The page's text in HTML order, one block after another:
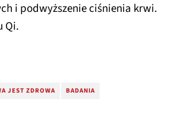
i podwyższenie ciśnienia krwi.
Qi.
JEST ZDROWA BADANIA